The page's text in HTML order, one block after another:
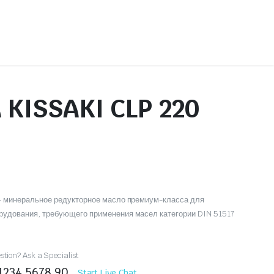
Детали цилиндро-поршневой группы
KISSAKI CLP 220
минеральное редукторное масло премиум-класса для
требующего применения масел категории DIN 51517
Ask a Specialist